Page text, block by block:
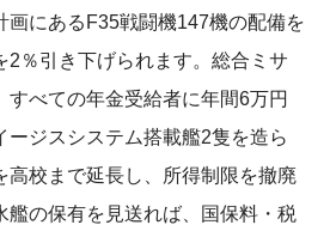
にあるF35戦闘機147機の配備を
2％引き下げられます。総合ミサ
すべての年金受給者に年間6万円
ージスシステム搭載艦2隻を造ら
高校まで延長し、所得制限を撤廃
艦の保有を見送れば、国保料・税